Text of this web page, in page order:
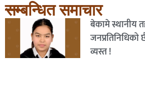
सम्बन्धित समाचार
बेकामे स्थानीय
व्यस्त !